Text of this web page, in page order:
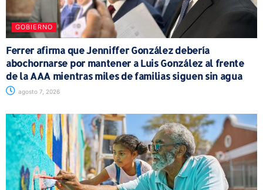
GOBIERNO
Ferrer afirma que Jenniffer González debería
abochornarse por mantener a Luis González al frente
de la AAA mientras miles de familias siguen sin agua
agosto 7, 2026